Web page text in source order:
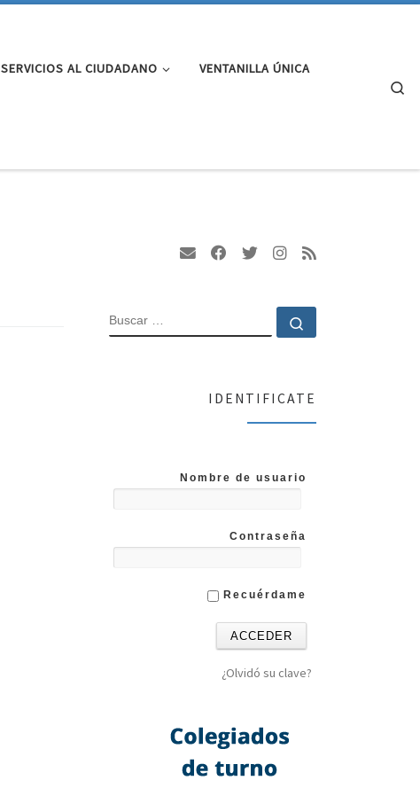
SERVICIOS AL CIUDADANO VENTANILLA ÚNICA
BUSCAR
IDENTIFICATE
Nombre de usuario
Contraseña
Recuérdame
¿Olvidó su clave?